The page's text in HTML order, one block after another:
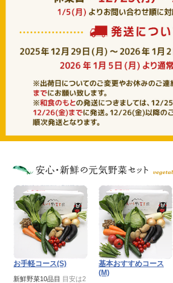
お手軽コース(S)
新鮮野菜10品目 目安は2
基本おすすめコース
(M)